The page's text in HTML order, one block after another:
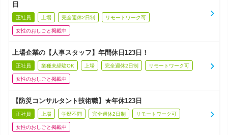
日
正社員 上場 完全週休2日制 リモートワーク可
女性のおしごと掲載中
上場企業の【人事スタッフ】年間休日123日！
正社員 業種未経験OK 上場 完全週休2日制 リモートワーク可
女性のおしごと掲載中
【防災コンサルタント技術職】★年休123日
正社員 上場 学歴不問 完全週休2日制 リモートワーク可
女性のおしごと掲載中